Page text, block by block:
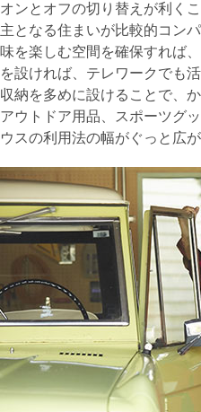
オンとオフの切り替えが利く
主となる住まいが比較的コン
味を楽しむ空間を確保すれば
を設ければ、テレワークでも
収納を多めに設けることで、
アウトドア用品、スポーツグ
ウスの利用法の幅がぐっと広が